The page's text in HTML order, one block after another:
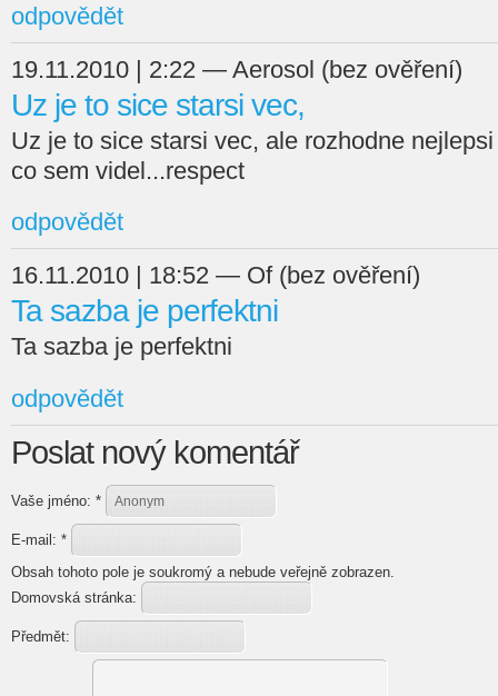
odpovědět
19.11.2010 | 2:22 — Aerosol (bez ověření)
Uz je to sice starsi vec,
Uz je to sice starsi vec, ale rozhodne
co sem videl...respect
odpovědět
16.11.2010 | 18:52 — Of (bez ověření)
Ta sazba je perfektni
Ta sazba je perfektni
odpovědět
Poslat nový komentář
Vaše jméno: *
E-mail: *
Obsah tohoto pole je soukromý a nebude veřejně zobrazen.
Domovská stránka:
Předmět: